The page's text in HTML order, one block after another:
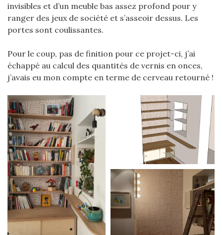
invisibles et d’un meuble bas assez profond pour y
ranger des jeux de société et s’asseoir dessus. Les
portes sont coulissantes.
Pour le coup, pas de finition pour ce projet-ci, j’ai
échappé au calcul des quantités de vernis en onces,
j’avais eu mon compte en terme de cerveau retourné !